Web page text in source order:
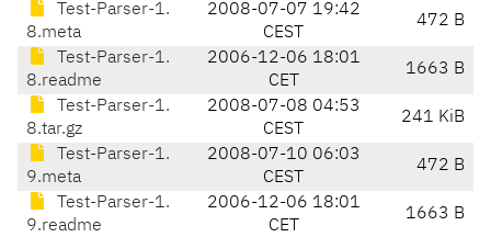
Test-Parser-1.
8.meta
2008-07-07 19:42
CEST
472 B
Test-Parser-1.
8.readme
2006-12-06 18:01
CET
1663 B
Test-Parser-1.
8.tar.gz
2008-07-08 04:53
CEST
241 KiB
Test-Parser-1.
9.meta
2008-07-10 06:03
CEST
472 B
Test-Parser-1.
9.readme
2006-12-06 18:01
CET
1663 B